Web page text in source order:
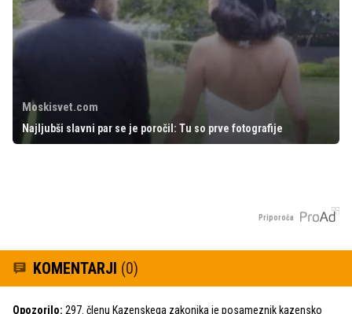
Moskisvet.com
Najljubši slavni par se je poročil: Tu so prve fotografije
Priporoča
KOMENTARJI (0)
Opozorilo: 297. členu Kazenskega zakonika je posameznik kazensko